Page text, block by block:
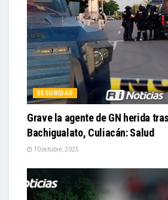
SEGURIDAD
Grave la agente de GN herida
Bachigualato, Culiacán: Salud
10 octubre, 2025